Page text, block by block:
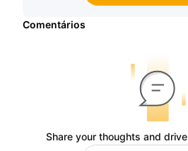
Comentários
Share your thoughts and